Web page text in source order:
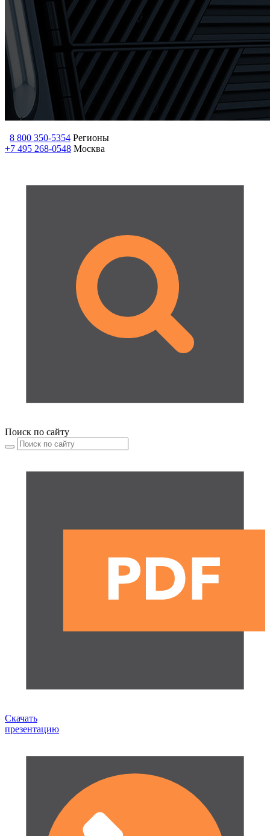
8 800 350-5354 Регионы
+7 495 268-0548 Москва
Поиск по сайту
Скачать
презентацию